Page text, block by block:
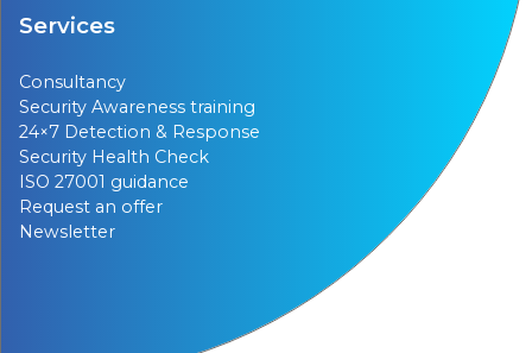
Services
Consultancy
Security Awareness training
24×7 Detection & Response
Security Health Check
ISO 27001 guidance
Request an offer
Newsletter